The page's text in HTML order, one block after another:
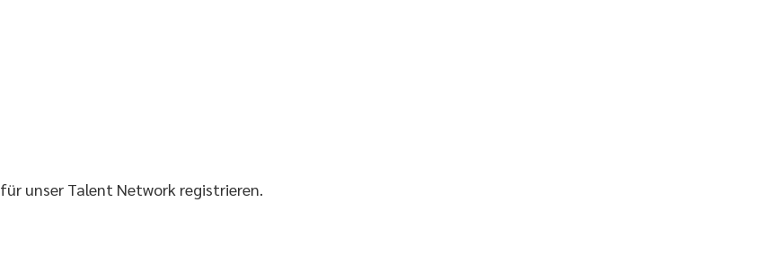
für unser Talent Network registrieren.